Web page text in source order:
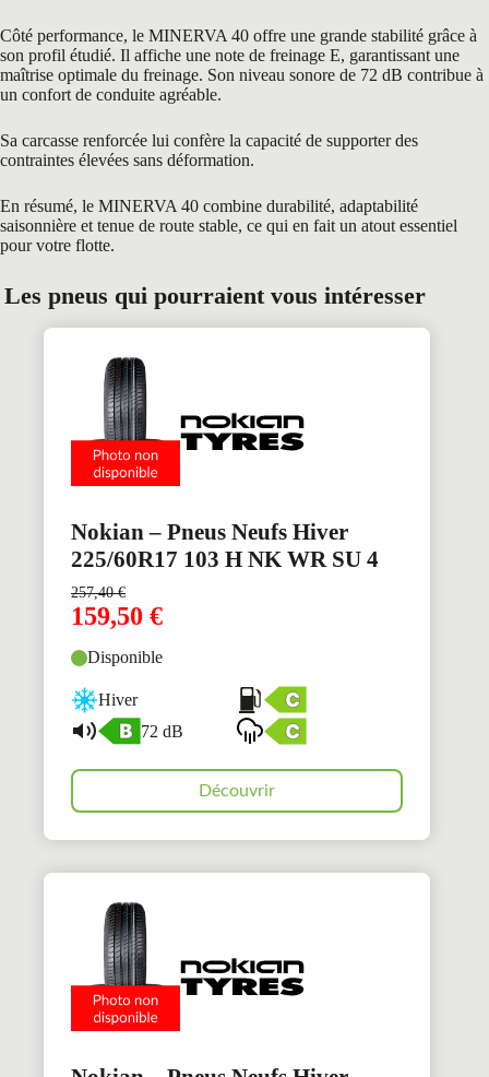
Côté performance, le MINERVA 40 offre une grande stabilité grâce à
son profil étudié. Il affiche une note de freinage E, garantissant une
maîtrise optimale du freinage. Son niveau sonore de 72 dB contribue à
un confort de conduite agréable.
Sa carcasse renforcée lui confère la capacité de supporter des
contraintes élevées sans déformation.
En résumé, le MINERVA 40 combine durabilité, adaptabilité
saisonnière et tenue de route stable, ce qui en fait un atout essentiel
pour votre flotte.
Les pneus qui pourraient vous intéresser
Nokian – Pneus Neufs Hiver
225/60R17 103 H NK WR SU 4
257,40€
159,50 €
Disponible
Hiver
72 dB
Découvrir